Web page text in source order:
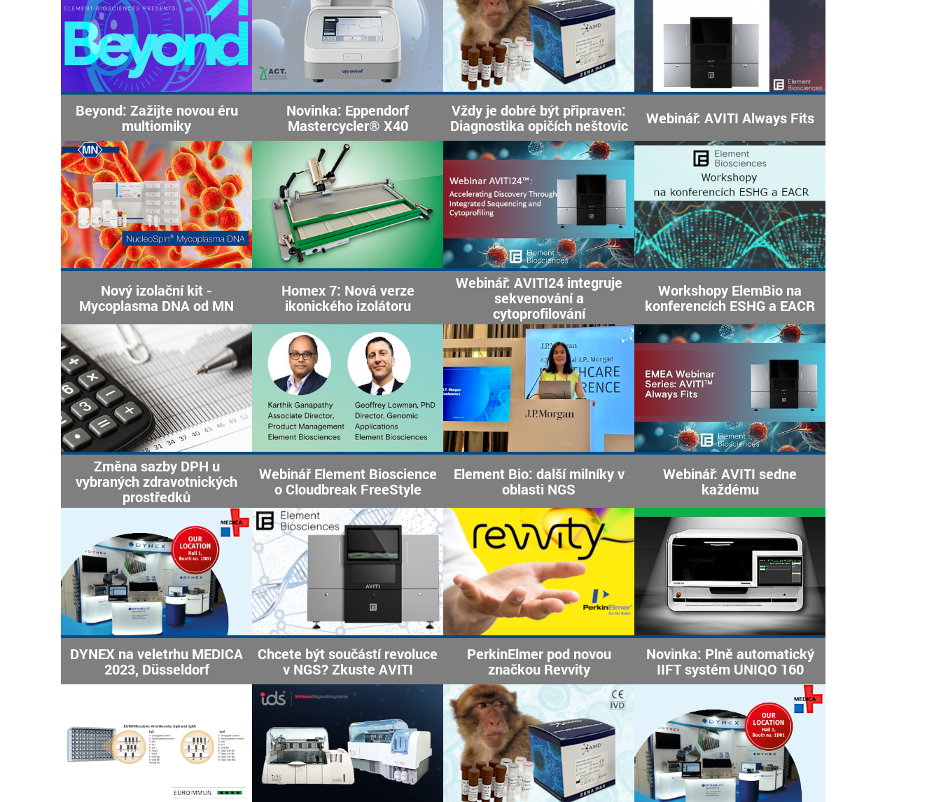
Beyond: Zažijte novou éru
multiomiky
Novinka: Eppendorf
Mastercycler® X40
Vždy je dobré být připraven:
Diagnostika opičích neštovic
Webinář: AVITI Always Fits
Nový izolační kit -
Mycoplasma DNA od MN
Homex 7: Nová verze
ikonického izolátoru
Webinář: AVITI24 integruje
sekvenování a
cytoprofilování
Workshopy ElemBio na
konferencích ESHG a EACR
Změna sazby DPH u
vybraných zdravotnických
prostředků
Webinář Element Bioscience
o Cloudbreak FreeStyle
Element Bio: další milníky v
oblasti NGS
Webinář: AVITI sedne
každému
DYNEX na veletrhu MEDICA
2023, Düsseldorf
Chcete být součástí revoluce
v NGS? Zkuste AVITI
PerkinElmer pod novou
značkou Revvity
Novinka: Plně automatický
IIFT systém UNIQO 160